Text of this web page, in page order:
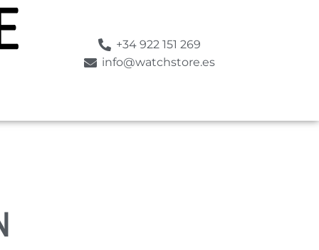
+34 922 151 269
info@watchstore.es